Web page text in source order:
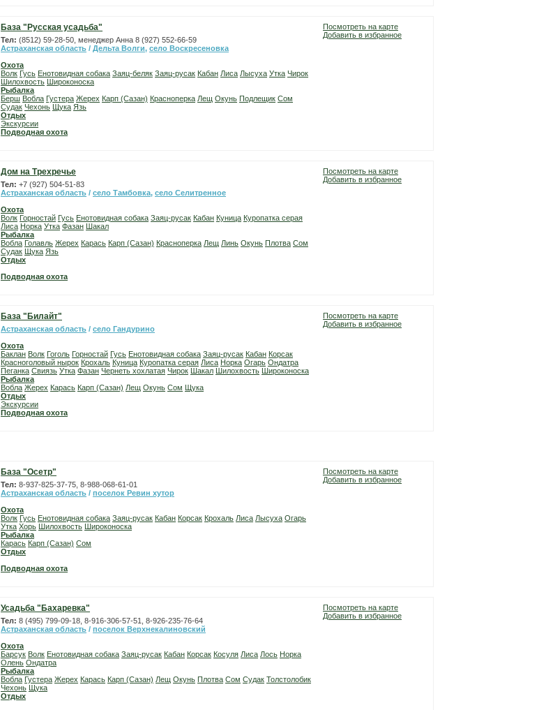
База "Русская усадьба"
Тел: (8512) 59-28-50, менеджер Анна 8 (927) 552-66-59
Астраханская область / Дельта Волги, село Воскресеновка
Охота
Волк Гусь Енотовидная собака Заяц-беляк Заяц-русак Кабан Лиса Лысуха Утка Чирок
Шилохвость Широконоска
Рыбалка
Берш Вобла Густера Жерех Карп (Сазан) Красноперка Лещ Окунь Подлещик Сом
Судак Чехонь Щука Язь
Отдых
Экскурсии
Подводная охота
Посмотреть на карте
Добавить в избранное
Дом на Трехречье
Тел: +7 (927) 504-51-83
Астраханская область / село Тамбовка, село Селитренное
Охота
Волк Горностай Гусь Енотовидная собака Заяц-русак Кабан Куница Куропатка серая
Лиса Норка Утка Фазан Шакал
Рыбалка
Вобла Голавль Жерех Карась Карп (Сазан) Красноперка Лещ Линь Окунь Плотва Сом
Судак Щука Язь
Отдых
Подводная охота
Посмотреть на карте
Добавить в избранное
База "Билайт"
Астраханская область / село Гандурино
Охота
Баклан Волк Гоголь Горностай Гусь Енотовидная собака Заяц-русак Кабан Корсак
Красноголовый нырок Крохаль Куница Куропатка серая Лиса Норка Огарь Ондатра
Пеганка Свиязь Утка Фазан Чернеть хохлатая Чирок Шакал Шилохвость Широконоска
Рыбалка
Вобла Жерех Карась Карп (Сазан) Лещ Окунь Сом Щука
Отдых
Экскурсии
Подводная охота
Посмотреть на карте
Добавить в избранное
База "Осетр"
Тел: 8-937-825-37-75, 8-988-068-61-01
Астраханская область / поселок Ревин хутор
Охота
Волк Гусь Енотовидная собака Заяц-русак Кабан Корсак Крохаль Лиса Лысуха Огарь
Утка Хорь Шилохвость Широконоска
Рыбалка
Карась Карп (Сазан) Сом
Отдых
Подводная охота
Посмотреть на карте
Добавить в избранное
Усадьба "Бахаревка"
Тел: 8 (495) 799-09-18, 8-916-306-57-51, 8-926-235-76-64
Астраханская область / поселок Верхнекалиновский
Охота
Барсук Волк Енотовидная собака Заяц-русак Кабан Корсак Косуля Лиса Лось Норка
Олень Ондатра
Рыбалка
Вобла Густера Жерех Карась Карп (Сазан) Лещ Окунь Плотва Сом Судак Толстолобик
Чехонь Щука
Отдых
Посмотреть на карте
Добавить в избранное